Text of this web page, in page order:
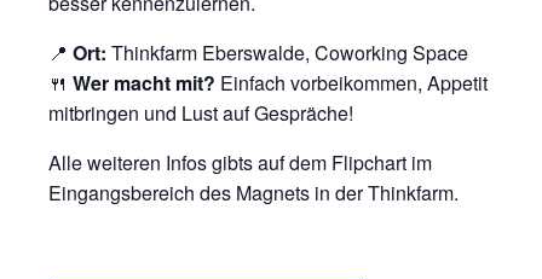
📍 Ort: Thinkfarm Eberswalde, Coworking Space
🍴 Wer macht mit? Einfach vorbeikommen, Appetit
mitbringen und Lust auf Gespräche!
Alle weiteren Infos gibts auf dem Flipchart im
Eingangsbereich des Magnets in der Thinkfarm.